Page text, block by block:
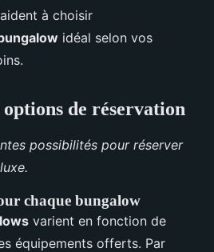
à choisir
idéal selon vos
de réservation
possibilités pour réserver
chaque bungalow
varient en fonction de
équipements offerts. Par